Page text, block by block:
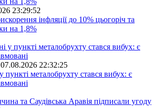
23:29:52
інфляції до 10% цьогоріч та
на 1,8%
07.08.2026 22:32:25
металобрухту стався вибух: є